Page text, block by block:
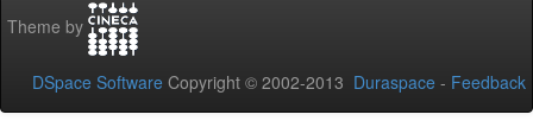
Theme by
DSpace Software Copyright © 2002-2013 Duraspace - Feedback